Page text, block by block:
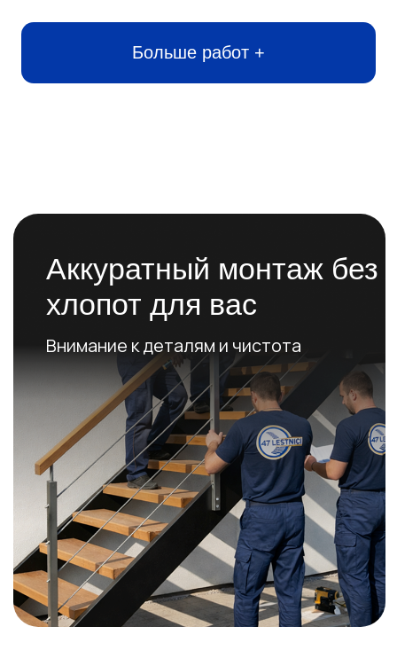
tosnogenia@yandex.ru
+7 (965) 040-21-40
Разработка сайта
Реквизиты компании
Политика конфиденциальности